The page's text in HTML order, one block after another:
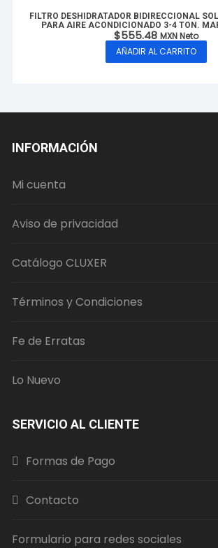
FILTRO DESHIDRATADOR BIDIRECCIONAL
PARA AIRE ACONDICIONADO 3-4 TON.
MODELO: CX-FBDS3/8-4T
$555.48 MXN Neto
AÑADIR AL CARRITO
INFORMACIÓN
Mi cuenta
Aviso de privacidad
Catálogo CLUXER
Términos y Condiciones
Fe de Erratas
Lo Nuevo
SERVICIO AL CLIENTE
Formas de Pago
Contacto
Formulario para redes sociales